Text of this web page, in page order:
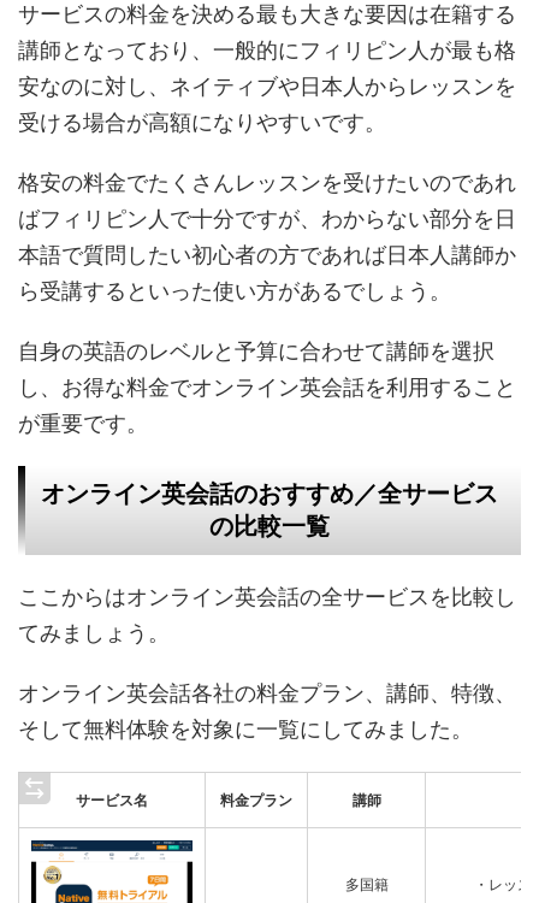
サービスの料金を決める最も大きな要因は在籍する
講師となっており、一般的にフィリピン人が最も格
安なのに対し、ネイティブや日本人からレッスンを
受ける場合が高額になりやすいです。
格安の料金でたくさんレッスンを受けたいのであれ
ばフィリピン人で十分ですが、わからない部分を日
本語で質問したい初心者の方であれば日本人講師か
ら受講するといった使い方があるでしょう。
自身の英語のレベルと予算に合わせて講師を選択
し、お得な料金でオンライン英会話を利用すること
が重要です。
オンライン英会話のおすすめ／全サービス
の比較一覧
ここからはオンライン英会話の全サービスを比較し
てみましょう。
オンライン英会話各社の料金プラン、講師、特徴、
そして無料体験を対象に一覧にしてみました。
サービス名 料金プラン 講師
多国籍
・レッ